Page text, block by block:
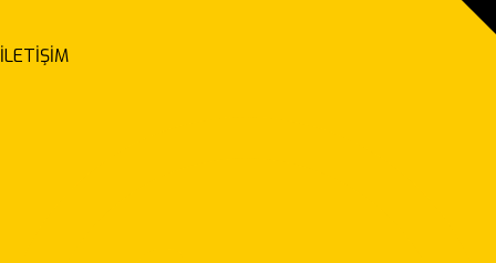
İLETİŞİM